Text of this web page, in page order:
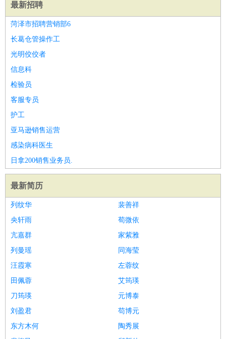
最新招聘
菏泽市招聘营销部6
长葛仓管操作工
光明佼佼者
信息科
检验员
客服专员
护工
亚马逊销售运营
感染病科医生
日拿200销售业务员.
最新简历
列纹华
裴善祥
央轩雨
荀微依
亢嘉群
家紫雅
列曼瑶
同海莹
汪霞寒
左蓉纹
田佩蓉
艾筠瑛
刀筠瑛
元博泰
刘盈君
苟博元
东方木何
陶秀展